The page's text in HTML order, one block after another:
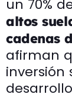
un 70%
altos
cadenas
afirman
inversión